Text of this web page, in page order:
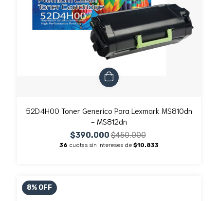
52D4H00 Toner Generico Para Lexmark MS810dn
- MS812dn
$390.000$450.000
36 cuotas sin intereses de $10.833
8% OFF